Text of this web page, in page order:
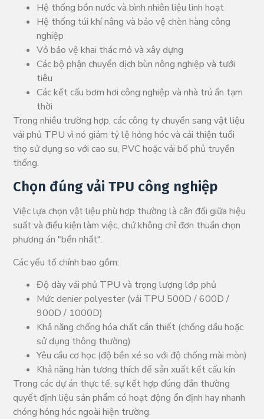
Hệ thống bồn nước và bình nhiên liệu linh hoạt
Hệ thống túi khí nâng và bảo vệ chèn hàng công
nghiệp
Vỏ bảo vệ khai thác mỏ và xây dựng
Các bộ phận chuyển dịch bùn nông nghiệp và tưới
tiêu
Các kết cấu bơm hơi công nghiệp và nhà trú ẩn tạm
thời
Trong nhiều trường hợp, các công ty chuyển sang vật liệu
vải phủ TPU vì nó giảm tỷ lệ hỏng hóc và cải thiện tuổi
thọ sử dụng so với cao su, PVC hoặc vải bố phủ truyền
thống.
Chọn đúng vải TPU công nghiệp
Việc lựa chọn vật liệu phù hợp thường là cân đối giữa hiệu
suất và điều kiện làm việc, chứ không chỉ đơn thuần chọn
phương án "bền nhất".
Các yếu tố chính bao gồm:
Độ dày vải phủ TPU và trọng lượng lớp phủ
Mức denier polyester (vải TPU 500D / 600D /
900D / 1000D)
Khả năng chống hóa chất cần thiết (chống dầu hoặc
sử dụng thông thường)
Yêu cầu cơ học (độ bền xé so với độ chống mài mòn)
Khả năng hàn tương thích để sản xuất kết cấu kín
Trong các dự án thực tế, sự kết hợp đúng đắn thường
quyết định liệu sản phẩm có hoạt động ổn định hay nhanh
chóng hỏng hóc ngoài hiện trường.